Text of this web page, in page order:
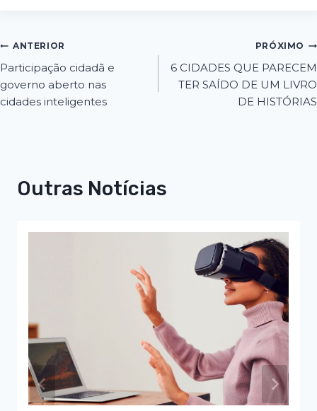
ANTERIOR
Participação cidadã e
governo aberto nas
cidades inteligentes
PRÓXIMO
6 CIDADES QUE PARECEM
TER SAÍDO DE UM LIVRO
DE HISTÓRIAS
Outras Notícias